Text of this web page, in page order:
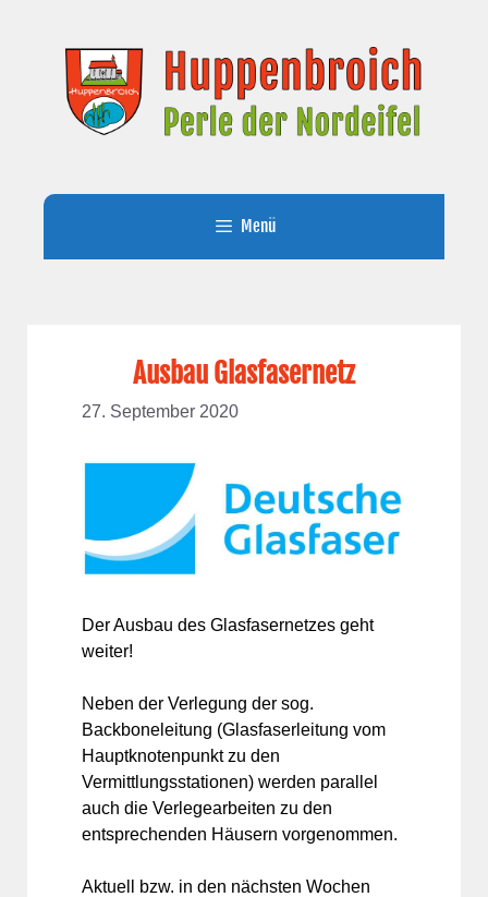
springen
Menü
Ausbau Glasfasernetz
27. September 2020
Der Ausbau des Glasfasernetzes geht
weiter!
Neben der Verlegung der sog.
Backboneleitung (Glasfaserleitung vom
Hauptknotenpunkt zu den
Vermittlungsstationen) werden parallel
auch die Verlegearbeiten zu den
entsprechenden Häusern vorgenommen.
Aktuell bzw. in den nächsten Wochen